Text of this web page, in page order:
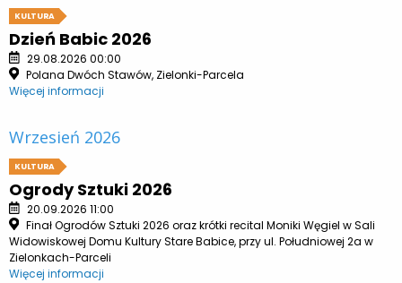
KULTURA
Dzień Babic 2026
29.08.2026 00:00
Polana Dwóch Stawów, Zielonki-Parcela
Więcej informacji
Wrzesień 2026
KULTURA
Ogrody Sztuki 2026
20.09.2026 11:00
Finał Ogrodów Sztuki 2026 oraz krótki recital Moniki Węgiel w Sali
Widowiskowej Domu Kultury Stare Babice, przy ul. Południowej 2a w
Zielonkach-Parceli
Więcej informacji